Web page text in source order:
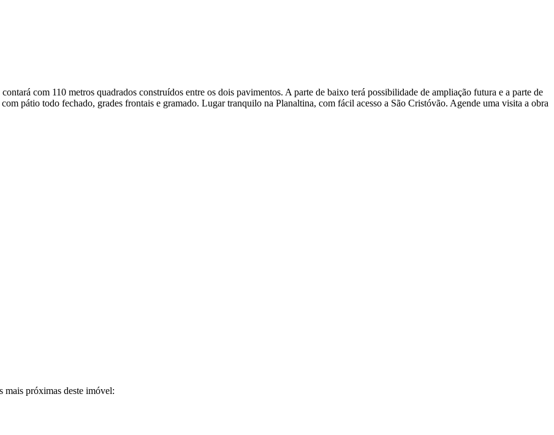
com 110 metros quadrados construídos entre os dois pavimentos. A parte de baixo terá possibilidade de ampliação futura e a parte de
pátio todo fechado, grades frontais e gramado. Lugar tranquilo na Planaltina, com fácil acesso a São Cristóvão. Agende uma visita a obra
mais próximas deste imóvel: